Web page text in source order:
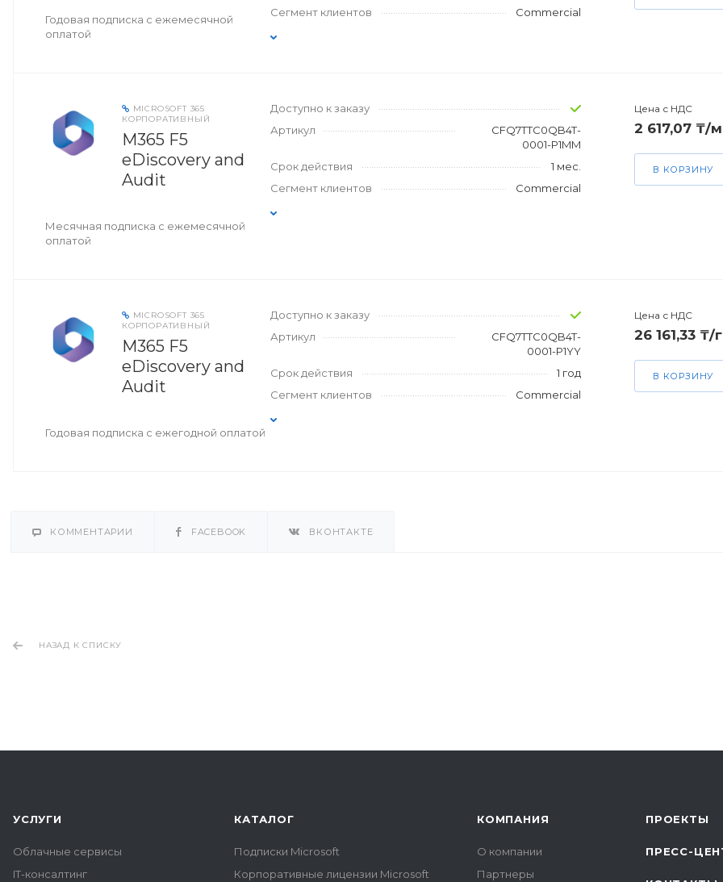
Годовая подписка с ежемесячной
оплатой
Сегмент клиентов
Commercial
MICROSOFT 365
КОРПОРАТИВНЫЙ
M365 F5
eDiscovery and
Audit
Месячная подписка с ежемесячной
оплатой
Доступно к заказу
Артикул
CFQ7TTC0QB4T-
0001-P1MM
Срок действия
1 мес.
Сегмент клиентов
Commercial
Цена с НДС
2 617,07 ₸/
В КОРЗИНУ
MICROSOFT 365
КОРПОРАТИВНЫЙ
M365 F5
eDiscovery and
Audit
Годовая подписка с ежегодной оплатой
Доступно к заказу
Артикул
CFQ7TTC0QB4T-
0001-P1YY
Срок действия
1 год
Сегмент клиентов
Commercial
Цена с НДС
26 161,33 ₸/
В КОРЗИНУ
КОММЕНТАРИИ FACEBOOK ВКОНТАКТЕ
НАЗАД К СПИСКУ
УСЛУГИ
Облачные сервисы
IT-консалтинг
КАТАЛОГ
Подписки Microsoft
Корпоративные лицензии Microsoft
КОМПАНИЯ
О компании
Партнеры
ПРОЕКТЫ
ПРЕСС-